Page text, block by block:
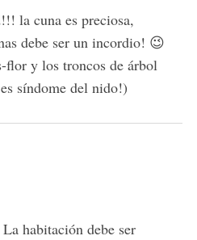
la cuna es preciosa,
debe ser un incordio! 😉
flor y los troncos de árbol
síndome del nido!)
habitación debe ser